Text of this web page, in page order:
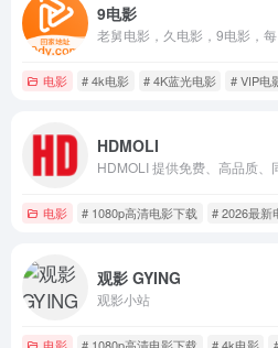
9电影
电影 # 4k电影 # 4K蓝光电影 # VIP电
HDMOLI
电影 # 1080p高清电影下载 # 2026最新
观影 GYING
观影小站